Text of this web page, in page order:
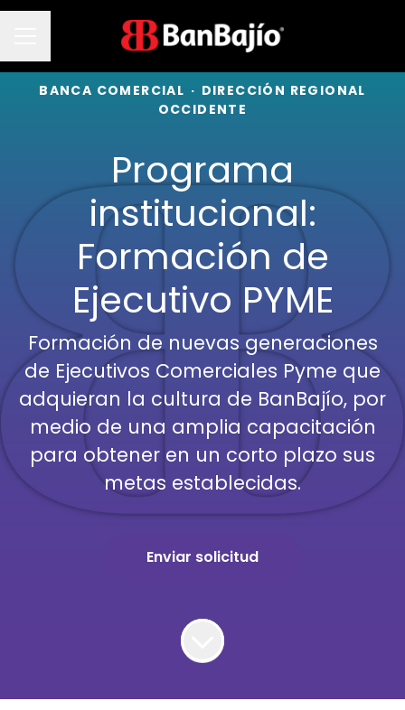
Menú de empleo
BANCA COMERCIAL · DIRECCIÓN REGIONAL
OCCIDENTE
Programa
institucional:
Formación de
Ejecutivo PYME
Formación de nuevas generaciones
de Ejecutivos Comerciales Pyme que
adquieran la cultura de BanBajío, por
medio de una amplia capacitación
para obtener en un corto plazo sus
metas establecidas.
Enviar solicitud